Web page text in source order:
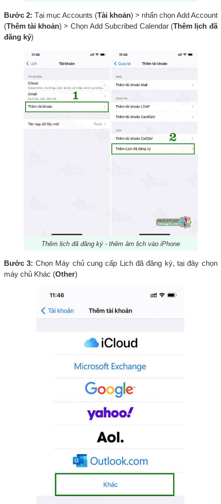
Bước 2: Tại mục Accounts (Tài khoản) > nhấn chọn Add Account
(Thêm tài khoản) > Chọn Add Subcribed Calendar (Thêm lịch đã
đăng ký)
Thêm lịch đã đăng ký - thêm âm lịch vào iPhone
Bước 3: Chọn Máy chủ cung cấp Lịch đã đăng ký, tại đây chọn
máy chủ Khác (Other)